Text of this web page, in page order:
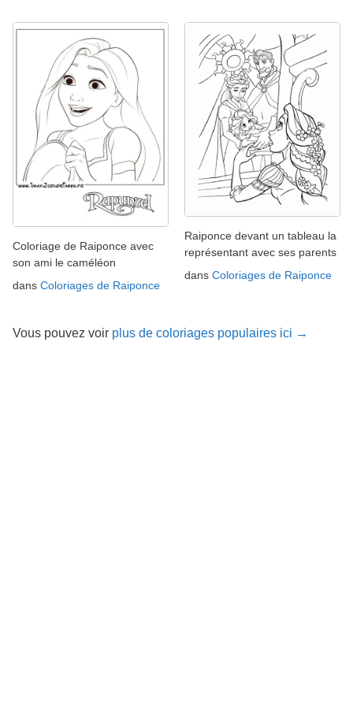
Coloriage de Raiponce avec
son ami le caméléon
dans Coloriages de Raiponce
Raiponce devant un tableau la
représentant avec ses parents
dans Coloriages de Raiponce
Vous pouvez voir plus de coloriages populaires ici →